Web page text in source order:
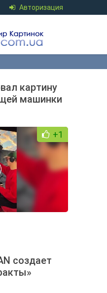
Авторизация
картину
машинки
+1
создает